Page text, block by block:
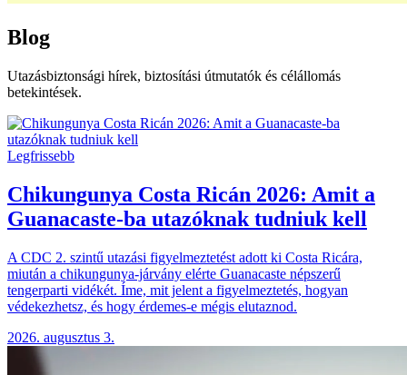
Blog
Utazásbiztonsági hírek, biztosítási útmutatók és célállomás
betekintések.
Legfrissebb
Chikungunya Costa Ricán 2026: Amit a
Guanacaste-ba utazóknak tudniuk kell
A CDC 2. szintű utazási figyelmeztetést adott ki Costa Ricára,
miután a chikungunya-járvány elérte Guanacaste népszerű
tengerparti vidékét. Íme, mit jelent a figyelmeztetés, hogyan
védekezhetsz, és hogy érdemes-e mégis elutaznod.
2026. augusztus 3.